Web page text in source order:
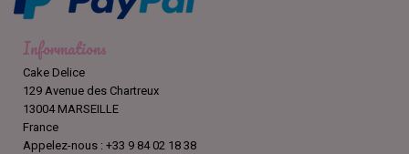
Informations
Cake Delice
129 Avenue des Chartreux
13004 MARSEILLE
France
Appelez-nous : +33 9 84 02 18 38